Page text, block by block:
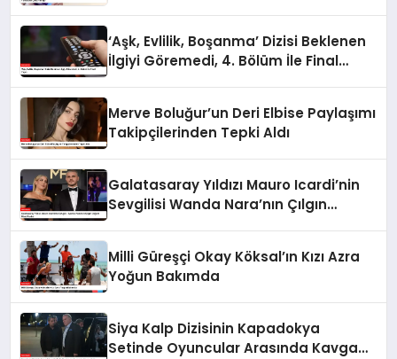
‘Aşk, Evlilik, Boşanma’ Dizisi Beklenen
İlgiyi Göremedi, 4. Bölüm İle Final
Merve Boluğur’un Deri Elbise Paylaşımı
Takipçilerinden Tepki Aldı
Galatasaray Yıldızı Mauro Icardi’nin
Sevgilisi Wanda Nara’nın Çılgın
Milli Güreşçi Okay Köksal’ın Kızı Azra
Yoğun Bakımda
Siya Kalp Dizisinin Kapadokya
Setinde Oyuncular Arasında Kavga